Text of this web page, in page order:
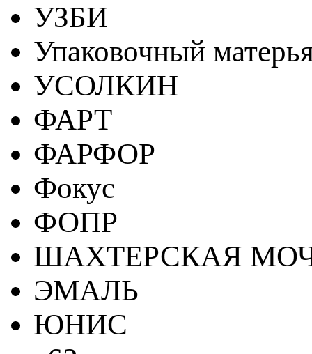
УЗБИ
Упаковочный
УСОЛКИН
ФАРТ
ФАРФОР
Фокус
ФОПР
ШАХТЕРСКАЯ
ЭМАЛЬ
ЮНИС